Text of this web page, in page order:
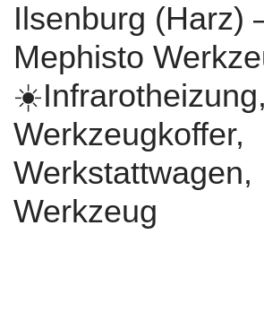
Ilsenburg (Harz)
Mephisto
☀️Infrarotheizung,
Werkzeugkoffer,
Werkstattwagen,
Werkzeug